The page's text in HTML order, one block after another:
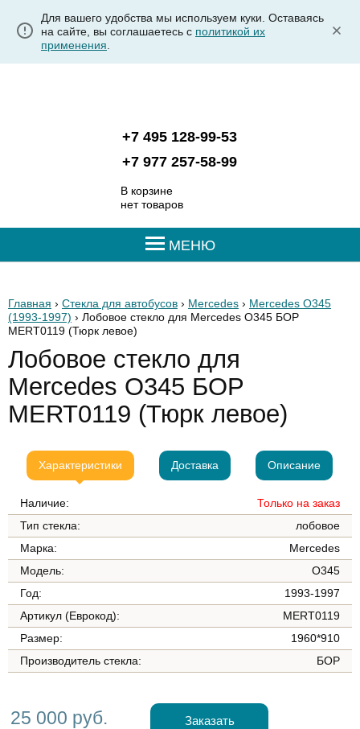
Для вашего удобства мы используем куки. Оставаясь
на сайте, вы соглашаетесь с политикой их
применения
+7 495 128-99-53
+7 977 257-58-99
В корзине
нет товаров
МЕНЮ
Главная › Стекла для автобусов › Mercedes › Mercedes О345
(1993-1997) › Лобовое стекло для Mercedes О345 БОР
MERT0119 (Тюрк левое)
Лобовое стекло для
Mercedes О345 БОР
MERT0119 (Тюрк левое)
Характеристики Доставка Описание
Наличие:
Только на заказ
Тип стекла:
лобовое
Марка:
Mercedes
Модель:
О345
Год:
1993-1997
Артикул (Еврокод):
MERT0119
Размер:
1960*910
Производитель стекла:
БОР
25 000 руб. Заказать